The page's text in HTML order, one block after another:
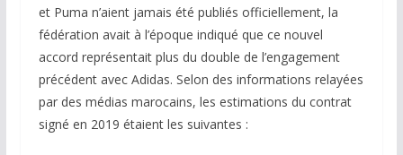
et Puma n’aient jamais été publiés officiellement, la
fédération avait à l’époque indiqué que ce nouvel
accord représentait plus du double de l’engagement
précédent avec Adidas. Selon des informations relayées
par des médias marocains, les estimations du contrat
signé en 2019 étaient les suivantes :